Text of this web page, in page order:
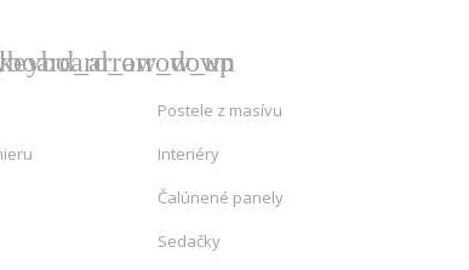
keyboard_arrow_up
Postele z masívu
Interiéry
Čalúnené panely
Sedačky